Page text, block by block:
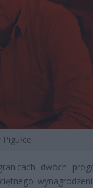
dwóch